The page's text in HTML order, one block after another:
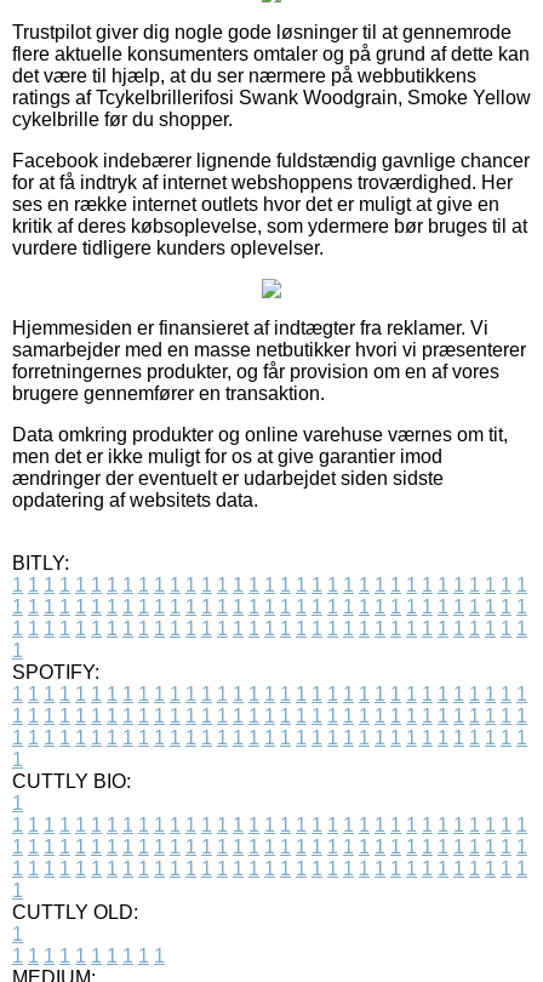
Trustpilot giver dig nogle gode løsninger til at gennemrode
flere aktuelle konsumenters omtaler og på grund af dette kan
det være til hjælp, at du ser nærmere på webbutikkens
ratings af Tcykelbrillerifosi Swank Woodgrain, Smoke Yellow
cykelbrille før du shopper.
Facebook indebærer lignende fuldstændig gavnlige chancer
for at få indtryk af internet webshoppens troværdighed. Her
ses en række internet outlets hvor det er muligt at give en
kritik af deres købsoplevelse, som ydermere bør bruges til at
vurdere tidligere kunders oplevelser.
Hjemmesiden er finansieret af indtægter fra reklamer. Vi
samarbejder med en masse netbutikker hvori vi præsenterer
forretningernes produkter, og får provision om en af vores
brugere gennemfører en transaktion.
Data omkring produkter og online varehuse værnes om tit,
men det er ikke muligt for os at give garantier imod
ændringer der eventuelt er udarbejdet siden sidste
opdatering af websitets data.
BITLY:
1 1 1 1 1 1 1 1 1 1 1 1 1 1 1 1 1 1 1 1 1 1 1 1 1 1 1 1 1 1 1 1 1
1 1 1 1 1 1 1 1 1 1 1 1 1 1 1 1 1 1 1 1 1 1 1 1 1 1 1 1 1 1 1 1 1
1 1 1 1 1 1 1 1 1 1 1 1 1 1 1 1 1 1 1 1 1 1 1 1 1 1 1 1 1 1 1 1 1
1
SPOTIFY:
1 1 1 1 1 1 1 1 1 1 1 1 1 1 1 1 1 1 1 1 1 1 1 1 1 1 1 1 1 1 1 1 1
1 1 1 1 1 1 1 1 1 1 1 1 1 1 1 1 1 1 1 1 1 1 1 1 1 1 1 1 1 1 1 1 1
1 1 1 1 1 1 1 1 1 1 1 1 1 1 1 1 1 1 1 1 1 1 1 1 1 1 1 1 1 1 1 1 1
1
CUTTLY BIO:
1
1 1 1 1 1 1 1 1 1 1 1 1 1 1 1 1 1 1 1 1 1 1 1 1 1 1 1 1 1 1 1 1 1
1 1 1 1 1 1 1 1 1 1 1 1 1 1 1 1 1 1 1 1 1 1 1 1 1 1 1 1 1 1 1 1 1
1 1 1 1 1 1 1 1 1 1 1 1 1 1 1 1 1 1 1 1 1 1 1 1 1 1 1 1 1 1 1 1 1
1
CUTTLY OLD:
1
1 1 1 1 1 1 1 1 1 1
MEDIUM: